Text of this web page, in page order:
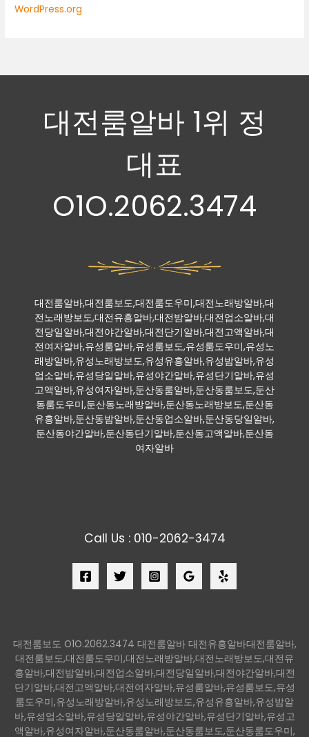
WordPress.org
대전룸알바 1위 정
대표
O1O.2062.3474
대전룸알바,대전룸보도,대전룸도우미,대전노래방알바,대
전노래방보도,대전유흥알바,대전밤알바,대전업소알바,대
전당일알바,대전야간알바,대전단기알바,대전고액알바,대
전여자알바,유성룸알바,유성룸보도,유성룸도우미,유성노
래방알바,유성노래방보도,유성유흥알바,유성밤알바,유성
업소알바,유성당일알바,유성야간알바,유성단기알바,유성
고액알바,유성여자알바,둔산동룸알바,둔산동룸보도,둔산
동룸도우미,둔산동노래방알바,둔산동노래방보도,둔산동
유흥알바,둔산동밤알바,둔산동업소알바,둔산동당일알바,
둔산동야간알바,둔산동단기알바,둔산동고액알바,둔산동
여자알바
Call Us : 010-2062-3474
대전룸보도 O1O.2062.3474 대전룸알바 대전유흥알바대전룸알바,
대전룸보도,대전룸도우미,대전노래방알바,대전노래방보도,대전유
흥알바,대전밤알바,대전업소알바,대전당일알바,대전야간알바,대전
단기알바,대전고액알바,대전여자알바,유성룸알바,유성룸보도,유성
룸도우미,유성노래방알바,유성노래방보도,유성유흥알바,유성밤알
바,유성업소알바,유성당일알바,유성야간알바,유성단기알바,유성고
액알바,유성여자알바,둔산동룸알바,둔산동룸보도,둔산동룸도우미,